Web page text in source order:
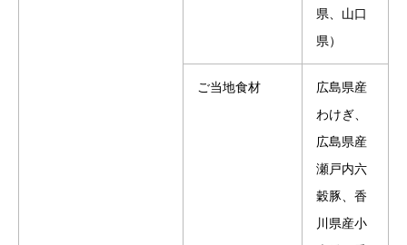
県、山口
県）
ご当地食材
広島県産
わけぎ、
広島県産
瀬戸内六
穀豚、香
川県産小